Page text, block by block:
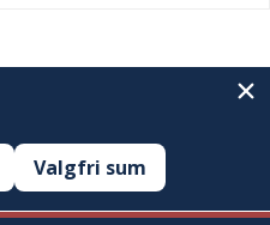
Valgfri sum